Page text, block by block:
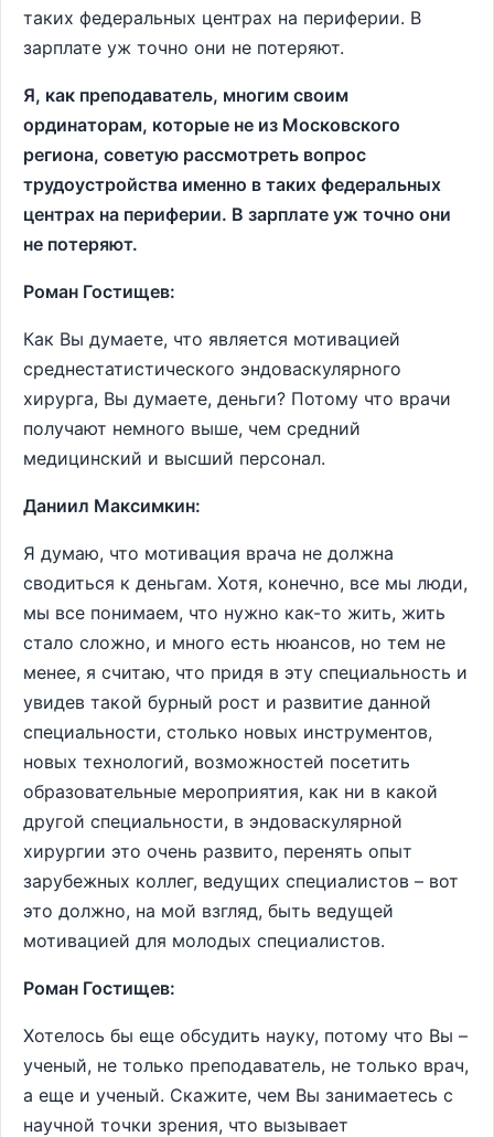
таких федеральных центрах на периферии. В
зарплате уж точно они не потеряют.
Я, как преподаватель, многим своим
ординаторам, которые не из Московского
региона, советую рассмотреть вопрос
трудоустройства именно в таких федеральных
центрах на периферии. В зарплате уж точно они
не потеряют.
Роман Гостищев:
Как Вы думаете, что является мотивацией
среднестатистического эндоваскулярного
хирурга, Вы думаете, деньги? Потому что врачи
получают немного выше, чем средний
медицинский и высший персонал.
Даниил Максимкин:
Я думаю, что мотивация врача не должна
сводиться к деньгам. Хотя, конечно, все мы люди,
мы все понимаем, что нужно как-то жить, жить
стало сложно, и много есть нюансов, но тем не
менее, я считаю, что придя в эту специальность и
увидев такой бурный рост и развитие данной
специальности, столько новых инструментов,
новых технологий, возможностей посетить
образовательные мероприятия, как ни в какой
другой специальности, в эндоваскулярной
хирургии это очень развито, перенять опыт
зарубежных коллег, ведущих специалистов – вот
это должно, на мой взгляд, быть ведущей
мотивацией для молодых специалистов.
Роман Гостищев:
Хотелось бы еще обсудить науку, потому что Вы –
ученый, не только преподаватель, не только врач,
а еще и ученый. Скажите, чем Вы занимаетесь с
научной точки зрения, что вызывает